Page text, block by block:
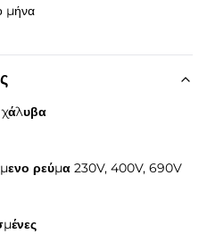
μήνα
χάλυβα
ρεύμα 230V, 400V, 690V